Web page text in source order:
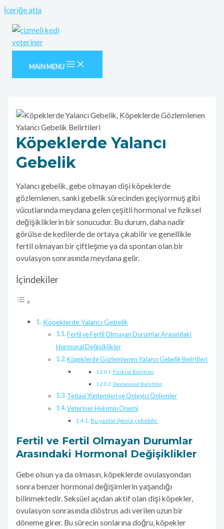
İçeriğe atla
MAIN MENU
Köpeklerde Yalancı
Gebelik
Yalancı gebelik, gebe olmayan dişi köpeklerde
gözlemlenen, sanki gebelik sürecinden geçiyormuş gibi
vücutlarında meydana gelen çeşitli hormonal ve fiziksel
değişikliklerin bir sonucudur. Bu durum, daha nadir
görülse de kedilerde de ortaya çıkabilir ve genellikle
fertil olmayan bir çiftleşme ya da spontan olan bir
ovulasyon sonrasında meydana gelir.
İçindekiler
Köpeklerde Yalancı Gebelik
Fertil ve Fertil Olmayan Durumlar Arasındaki
Hormonal Değişiklikler
Köpeklerde Gözlemlenen Yalancı Gebelik Belirtileri
Fiziksel Belirtiler
Davranışsal Belirtiler
Tedavi Yöntemleri ve Önleyici Önlemler
Veteriner Hekimin Önemi
Bu yazılar ilginizi çekebilir.
Fertil ve Fertil Olmayan Durumlar
Arasındaki Hormonal Değişiklikler
Gebe olsun ya da olmasın, köpeklerde ovulasyondan
sonra benzer hormonal değişimlerin yaşandığı
bilinmektedir. Seksüel açıdan aktif olan dişi köpekler,
ovulasyon sonrasında diöstrus adı verilen uzun bir
döneme girer. Bu sürecin sonlarına doğru, köpekler